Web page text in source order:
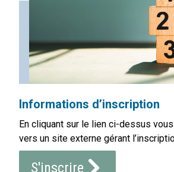
Informations d’inscription
En cliquant sur le lien ci-dessus
vers un site externe gérant
S'inscrire